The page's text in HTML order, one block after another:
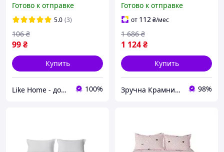
Готово к отправке
5.0 (3)
99₴
106 ₴
Купить
Like Home - домашний уют для всей семьи. Будьте как дома 🤗 100%
50х70 см для сна
бежевый MK-8459
Готово к отправке
от 112₴/мес
1 124₴
1 686 ₴
Купить
Зручна Крамниця 98%